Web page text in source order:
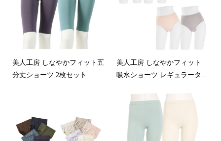
美人工房 しなやかフィット五
分丈ショーツ 2枚セット
美人工房 しなやかフィット
吸水ショーツ レギュラータ...